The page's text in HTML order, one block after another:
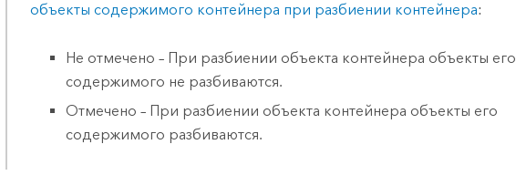
объекты содержимого контейнера при разбиении контейнера:
Не отмечено – При разбиении объекта контейнера объекты его
содержимого не разбиваются.
Отмечено – При разбиении объекта контейнера объекты его
содержимого разбиваются.